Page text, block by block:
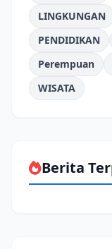
LINGKUNGAN
PENDIDIKAN
Perempuan
WISATA
Berita